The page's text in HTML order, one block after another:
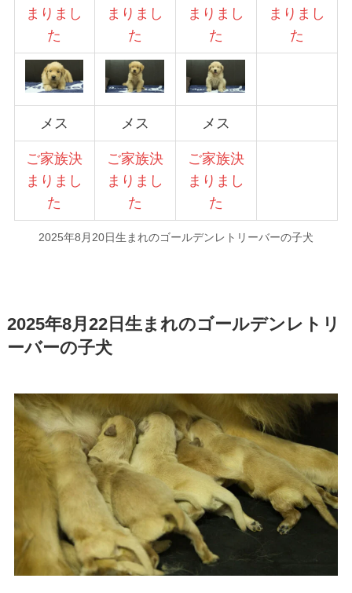
まりまし
た
まりまし
た
まりまし
た
まりまし
た
メス メス メス
ご家族決
まりまし
た
ご家族決
まりまし
た
ご家族決
まりまし
た
2025年8月20日生まれのゴールデンレトリーバーの子犬
2025年8月22日生まれのゴールデンレトリ
ーバーの子犬